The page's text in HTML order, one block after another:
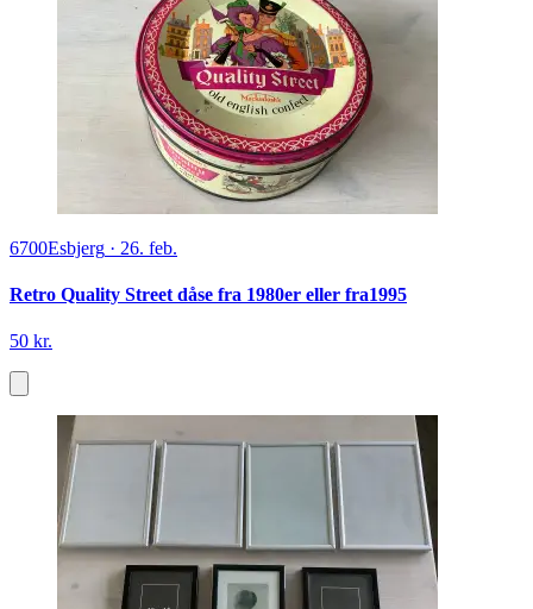
6700Esbjerg · 26. feb.
Retro Quality Street dåse fra 1980er eller fra1995
50 kr.